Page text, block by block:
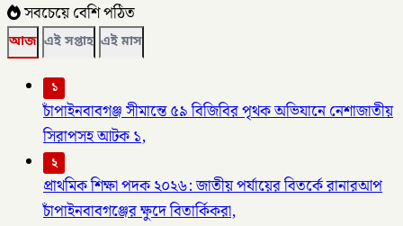
সবচেয়ে বেশি পঠিত
আজ এই সপ্তাহ এই মাস
১
চাঁপাইনবাবগঞ্জ সীমান্তে ৫৯ বিজিবির পৃথক অভিযানে নেশাজাতীয়
সিরাপসহ আটক ১,
২
প্রাথমিক শিক্ষা পদক ২০২৬: জাতীয় পর্যায়ের বিতর্কে রানারআপ
চাঁপাইনবাবগঞ্জের ক্ষুদে বিতার্কিকরা,